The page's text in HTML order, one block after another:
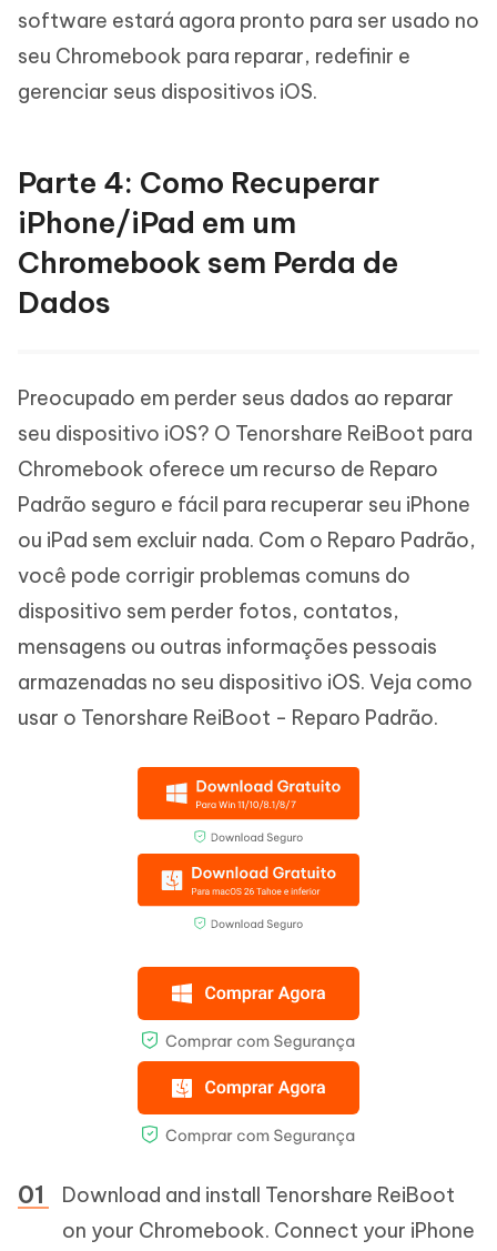
software estará agora pronto para ser usado no
seu Chromebook para reparar, redefinir e
gerenciar seus dispositivos iOS.
Parte 4: Como Recuperar
iPhone/iPad em um
Chromebook sem Perda de
Dados
Preocupado em perder seus dados ao reparar
seu dispositivo iOS? O Tenorshare ReiBoot para
Chromebook oferece um recurso de Reparo
Padrão seguro e fácil para recuperar seu iPhone
ou iPad sem excluir nada. Com o Reparo Padrão,
você pode corrigir problemas comuns do
dispositivo sem perder fotos, contatos,
mensagens ou outras informações pessoais
armazenadas no seu dispositivo iOS. Veja como
usar o Tenorshare ReiBoot - Reparo Padrão.
Download and install Tenorshare ReiBoot
on your Chromebook. Connect your iPhone